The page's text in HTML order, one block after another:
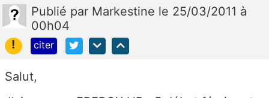
Publié par Markestine le 25/03/2011 à
00h04
!
citer
Salut,